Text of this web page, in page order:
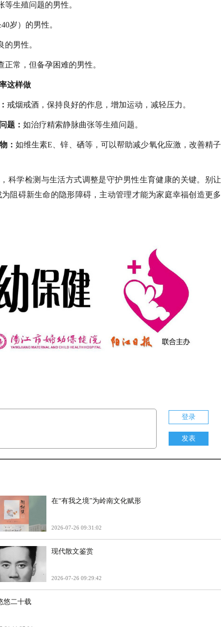
等生殖问题的男性。
岁）的男性。
的男性。
正常，但备孕困难的男性。
这样做
戒烟戒酒，保持良好的作息，增加运动，减轻压力。
题： 如治疗精索静脉曲张等生殖问题。
： 如维生素E、锌、硒等，可以帮助减少氧化应激，改善精子
科学检测与生活方式调整是守护男性生育健康的关键。别让
阻碍新生命的隐形障碍，主动管理才能为家庭幸福创造更多
登录
发表
在“有我之境”为岭南文化赋形
2026-07-26 09:31:02
现代散文鉴赏
2026-07-26 09:29:42
悠二十载